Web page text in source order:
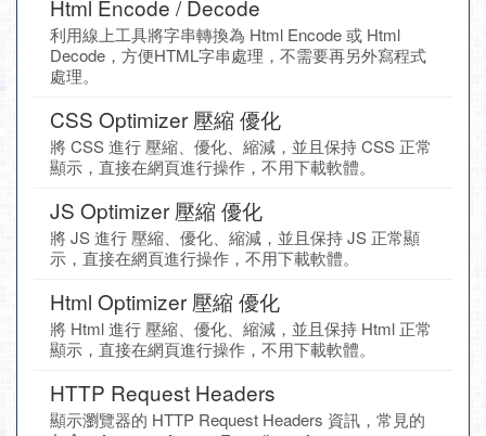
Html Encode / Decode
利用線上工具將字串轉換為 Html Encode 或 Html
Decode，方便HTML字串處理，不需要再另外寫程式
處理。
CSS Optimizer 壓縮 優化
將 CSS 進行 壓縮、優化、縮減，並且保持 CSS 正常
顯示，直接在網頁進行操作，不用下載軟體。
JS Optimizer 壓縮 優化
將 JS 進行 壓縮、優化、縮減，並且保持 JS 正常顯
示，直接在網頁進行操作，不用下載軟體。
Html Optimizer 壓縮 優化
將 Html 進行 壓縮、優化、縮減，並且保持 Html 正常
顯示，直接在網頁進行操作，不用下載軟體。
HTTP Request Headers
顯示瀏覽器的 HTTP Request Headers 資訊，常見的